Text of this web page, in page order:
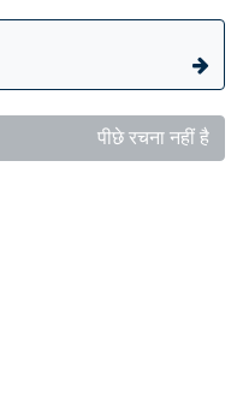
पीछे रचना नहीं है